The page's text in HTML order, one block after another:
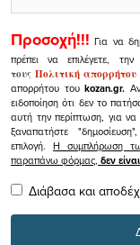
Προσοχή!!! Για να
πρέπει να επιλέγετε,
τουςΠολιτική απορρήτου
απορρήτου τουkozan.gr.
ειδοποίηση ότι δεν το
αυτή την περίπτωση, για
ξαναπατήστε
επιλογή.Η συμπλήρωση
παραπάνω φόρμας, δεν
Διάβασα και